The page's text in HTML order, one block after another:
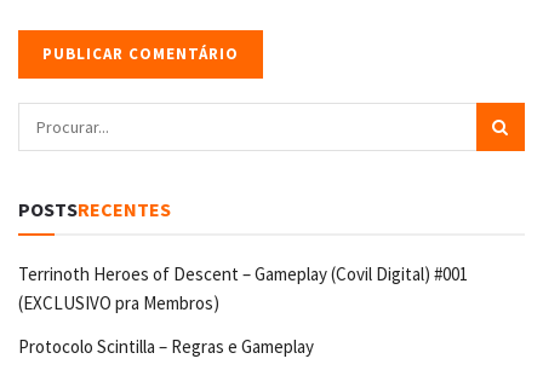
POSTSRECENTES
Terrinoth Heroes of Descent – Gameplay (Covil Digital) #001
(EXCLUSIVO pra Membros)
Protocolo Scintilla – Regras e Gameplay